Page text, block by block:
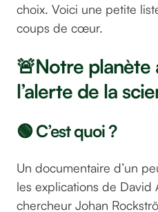
choix. Voici une petite
coups de cœur.
🚨Notre planète
l’alerte de la
🟢 C’est quoi ?
Un documentaire d’un
les explications de
chercheur Johan